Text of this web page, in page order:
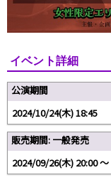
イベント詳細
公演期間
2024/10/24(木) 18:45
販売期間: 一般発売
2024/09/26(木) 20:00 〜